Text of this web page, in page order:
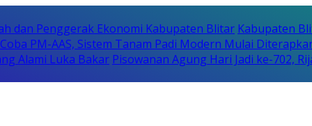
dan Penggerak Ekonomi Kabupaten Blitar Kabupaten
PM-AAS, Sistem Tanam Padi Modern Mulai
Alami Luka Bakar Pisowanan Agung Hari Jadi ke-702,